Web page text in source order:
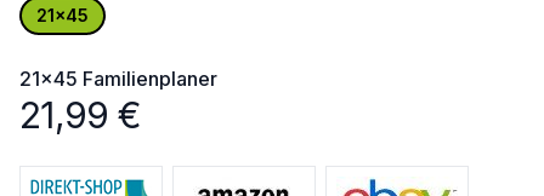
21x45
21x45 Familienplaner
21,99 €